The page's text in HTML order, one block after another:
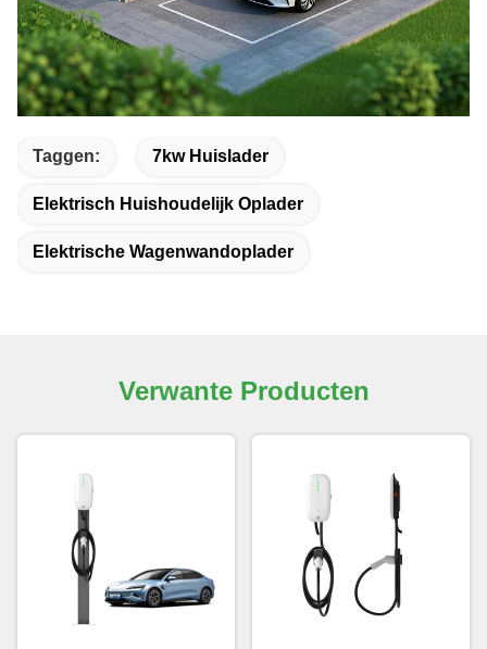
Taggen: 7kw Huislader
Elektrisch Huishoudelijk Oplader
Elektrische Wagenwandoplader
Verwante Producten